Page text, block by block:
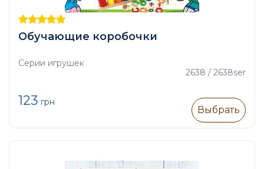
Обучающие коробочки
Серии игрушек
2638 / 2638ser
123 грн
Выбрать